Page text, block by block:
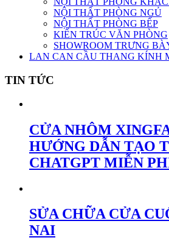
NỘI THẤT PHÒNG NGỦ
NỘI THẤT PHÒNG BẾP
KIẾN TRÚC VĂN PHÒNG
SHOWROOM TRƯNG
LAN CAN CẦU THANG KÍNH
TIN TỨC
CỬA NHÔM
HƯỚNG DẪN TẠO
CHATGPT MIỄN
SỬA CHỮA CỬA
NAI